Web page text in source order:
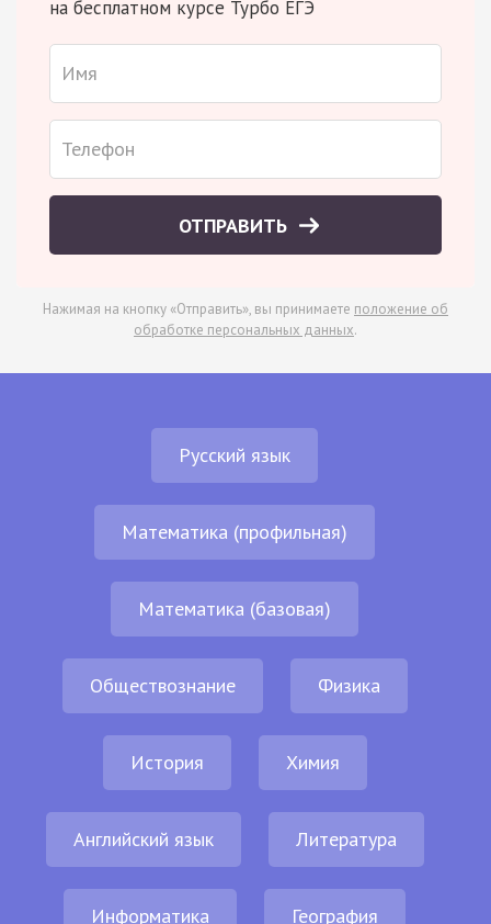
на бесплатном курсе Турбо ЕГЭ
ОТПРАВИТЬ
Нажимая на кнопку «Отправить», вы принимаете положение об
обработке персональных данных.
Русский язык
Математика (профильная)
Математика (базовая)
Обществознание Физика
История Химия
Английский язык Литература
Информатика География